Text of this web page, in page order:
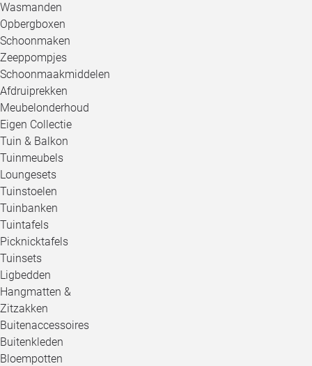
Wasmanden
Opbergboxen
Schoonmaken
Zeeppompjes
Schoonmaakmiddelen
Afdruiprekken
Meubelonderhoud
Eigen Collectie
Tuin & Balkon
Tuinmeubels
Loungesets
Tuinstoelen
Tuinbanken
Tuintafels
Picknicktafels
Tuinsets
Ligbedden
Hangmatten &
Zitzakken
Buitenaccessoires
Buitenkleden
Bloempotten